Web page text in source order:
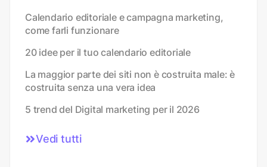
Calendario editoriale e campagna marketing,
come farli funzionare
20 idee per il tuo calendario editoriale
La maggior parte dei siti non è costruita male: è
costruita senza una vera idea
5 trend del Digital marketing per il 2026
Vedi tutti